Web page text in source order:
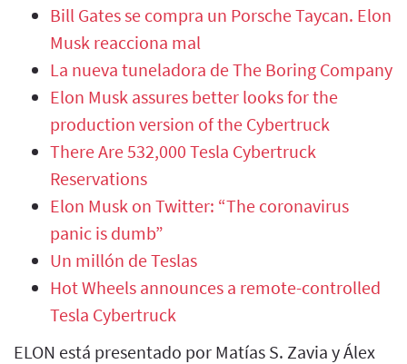
Bill Gates se compra un Porsche Taycan. Elon
Musk reacciona mal
La nueva tuneladora de The Boring Company
Elon Musk assures better looks for the
production version of the Cybertruck
There Are 532,000 Tesla Cybertruck
Reservations
Elon Musk on Twitter: “The coronavirus
panic is dumb”
Un millón de Teslas
Hot Wheels announces a remote-controlled
Tesla Cybertruck
ELON está presentado por Matías S. Zavia y Álex